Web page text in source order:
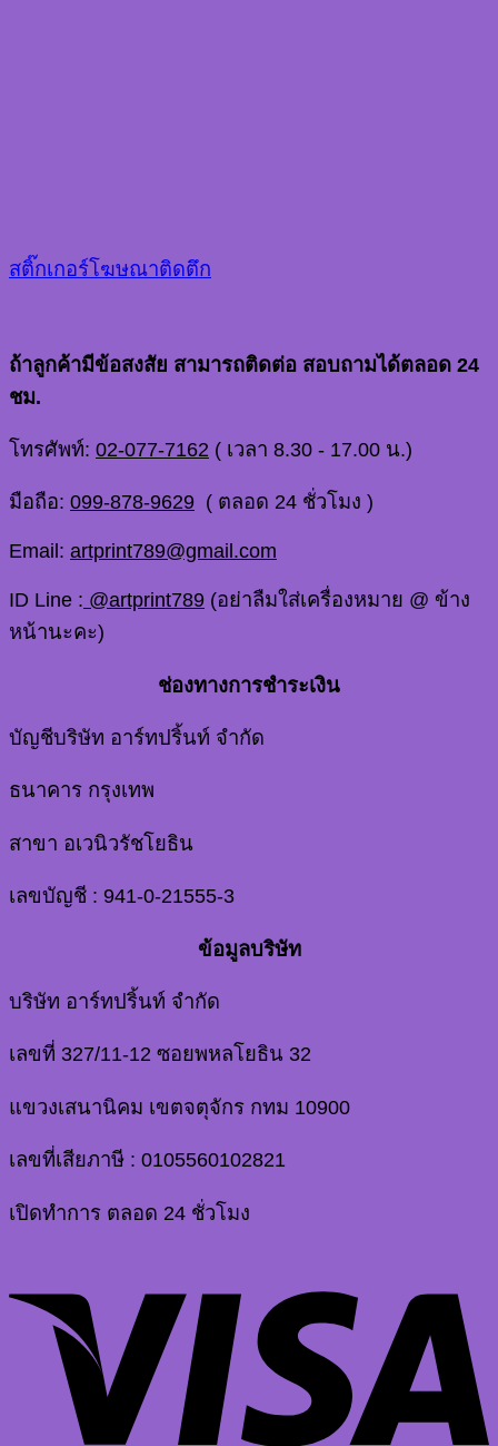
สติ๊กเกอร์โฆษณาติดตึก
ถ้าลูกค้ามีข้อสงสัย สามารถติดต่อ สอบถามได้ตลอด 24
ชม.
โทรศัพท์: 02-077-7162 ( เวลา 8.30 - 17.00 น.)
มือถือ: 099-878-9629 ( ตลอด 24 ชั่วโมง )
Email: artprint789@gmail.com
ID Line : @artprint789 (อย่าลืมใส่เครื่องหมาย @ ข้าง
หน้านะคะ)
ช่องทางการชำระเงิน
บัญชีบริษัท อาร์ทปริ้นท์ จำกัด
ธนาคาร กรุงเทพ
สาขา อเวนิวรัชโยธิน
เลขบัญชี : 941-0-21555-3
ข้อมูลบริษัท
บริษัท อาร์ทปริ้นท์ จำกัด
เลขที่ 327/11-12 ซอยพหลโยธิน 32
แขวงเสนานิคม เขตจตุจักร กทม 10900
เลขที่เสียภาษี : 0105560102821
เปิดทำการ ตลอด 24 ชั่วโมง